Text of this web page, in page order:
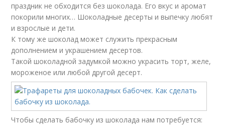
праздник не обходится без шоколада. Его вкус и аромат
покорили многих… Шоколадные десерты и выпечку любят
и взрослые и дети.
К тому же шоколад может служить прекрасным
дополнением и украшением десертов.
Такой шоколадной задумкой можно украсить торт, желе,
мороженое или любой другой десерт.
Чтобы сделать бабочку из шоколада нам потребуется: